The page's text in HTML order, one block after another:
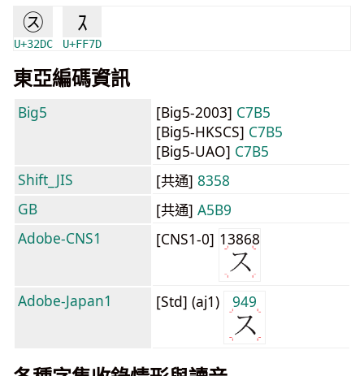
㋜
U+32DC
ｽ
U+FF7D
東亞編碼資訊
Big5 [Big5-2003] C7B5
[Big5-HKSCS] C7B5
[Big5-UAO] C7B5
Shift_JIS
[共通] 8358
GB
[共通] A5B9
Adobe-CNS1
[CNS1-0] 13868
Adobe-Japan1 [Std] (aj1) 949